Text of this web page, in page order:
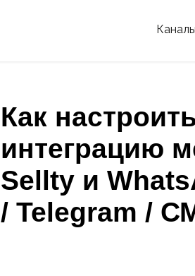
Как
интеграцию
Sellty и
/ Telegram /